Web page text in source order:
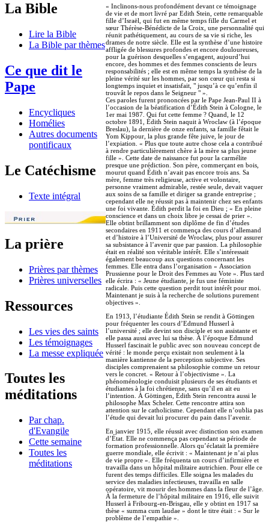
La Bible
Lire la Bible
La Bible par thèmes
Ce que dit le
Pape
Encycliques
Homélies
Autres documents
pontificaux
Le Catéchisme
Texte intégral
La prière
Prières par thèmes
Prières universelles
Ressources
Les vies des saints
Les témoignages
La messe expliquée
Toutes les
méditations
Par chap.
d'Evangile
Cette semaine
Toutes les
méditations
« Inclinons-nous profondément devant ce témoignage
de vie et de mort livré par Edith Stein, cette remarquable
fille d’Israël, qui fut en même temps fille du Carmel et
sœur Thérèse-Bénédicte de la Croix, une personnalité qui
réunit pathétiquement, au cours de sa vie si riche, les
drames de notre siècle. Elle est la synthèse d’une histoire
affligée de blessures profondes et encore douloureuses,
pour la guérison desquelles s’engagent, aujourd’hui
encore, des hommes et des femmes conscients de leurs
responsabilités ; elle est en même temps la synthèse de la
pleine vérité sur les hommes, par son cœur qui resta si
longtemps inquiet et insatisfait, " jusqu’à ce qu’enfin il
trouvât le repos dans le Seigneur " ».
Ces paroles furent prononcées par le Pape Jean-Paul II à
l’occasion de la béatification d’Édith Stein à Cologne, le
1er mai 1987. Qui fut cette femme ? Quand, le 12
octobre 1891, Édith Stein naquit à Wroclaw (à l’époque
Breslau), la dernière de onze enfants, sa famille fêtait le
Yom Kippour, la plus grande fête juive, le jour de
l’expiation. « Plus que toute autre chose cela a contribué
à rendre particulièrement chère à la mère sa plus jeune
fille ». Cette date de naissance fut pour la carmélite
presque une prédiction. Son père, commerçant en bois,
mourut quand Édith n’avait pas encore trois ans. Sa
mère, femme très religieuse, active et volontaire,
personne vraiment admirable, restée seule, devait vaquer
aux soins de sa famille et diriger sa grande entreprise ;
cependant elle ne réussit pas à maintenir chez ses enfants
une foi vivante. Édith perdit la foi en Dieu ; « En pleine
conscience et dans un choix libre je cessai de prier ».
Elle obtint brillamment son diplôme de fin d’études
secondaires en 1911 et commença des cours d’allemand
et d’histoire à l’Université de Wroclaw, plus pour assurer
sa subsistance à l’avenir que par passion. La philosophie
était en réalité son véritable intérêt. Elle s’intéressait
également beaucoup aux questions concernant les
femmes. Elle entra dans l’organisation « Association
Prussienne pour le Droit des Femmes au Vote ». Plus tard
elle écrira : « Jeune étudiante, je fus une féministe
radicale. Puis cette question perdit tout intérêt pour moi.
Maintenant je suis à la recherche de solutions purement
objectives ».
En 1913, l’étudiante Édith Stein se rendit à Göttingen
pour fréquenter les cours d’Edmund Husserl à
l’université ; elle devint son disciple et son assistante et
elle passa aussi avec lui sa thèse. À l’époque Edmund
Husserl fascinait le public avec son nouveau concept de
vérité : le monde perçu existait non seulement à la
manière kantienne de la perception subjective. Ses
disciples comprenaient sa philosophie comme un retour
vers le concret. « Retour à l’objectivisme ». La
phénoménologie conduisit plusieurs de ses étudiants et
étudiantes à la foi chrétienne, sans qu’il en ait eu
l’intention. À Göttingen, Édith Stein rencontra aussi le
philosophe Max Scheler. Cette rencontre attira son
attention sur le catholicisme. Cependant elle n’oublia pas
l’étude qui devait lui procurer du pain dans l’avenir.
En janvier 1915, elle réussit avec distinction son examen
d’État. Elle ne commença pas cependant sa période de
formation professionnelle. Alors qu’éclatait la première
guerre mondiale, elle écrivit : « Maintenant je n’ai plus
de vie propre ». Elle fréquenta un cours d’infirmière et
travailla dans un hôpital militaire autrichien. Pour elle ce
furent des temps difficiles. Elle soigna les malades du
service des maladies infectieuses, travailla en salle
opératoire, vit mourir des hommes dans la fleur de l’âge.
À la fermeture de l’hôpital militaire en 1916, elle suivit
Husserl à Fribourg-en-Brisgau, elle y obtint en 1917 sa
thèse « summa cum laudae » dont le titre était : « Sur le
problème de l’empathie ».